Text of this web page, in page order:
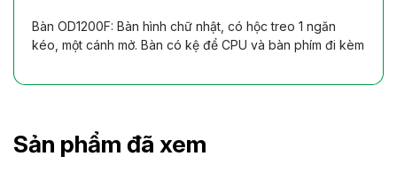
Bàn OD1200F: Bàn hình chữ nhật, có hộc treo 1 ngăn
kéo, một cánh mở. Bàn có kệ để CPU và bàn phím đi kèm
Sản phẩm đã xem